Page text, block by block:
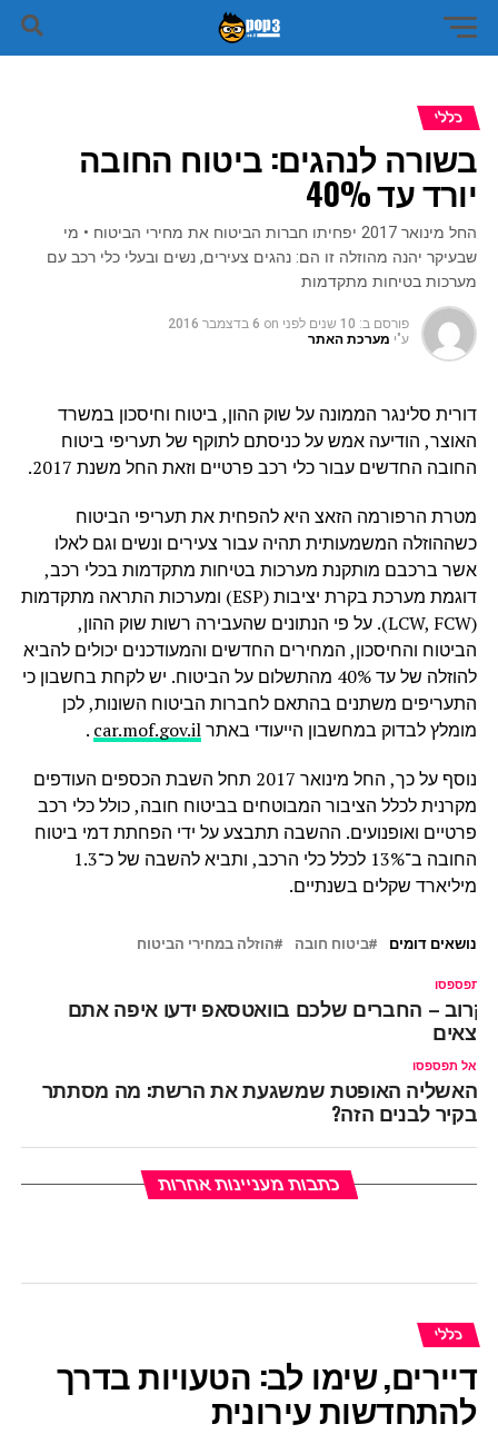
כללי
בשורה לנהגים: ביטוח החובה
יורד עד 40%
החל מינואר 2017 יפחיתו חברות הביטוח את מחירי הביטוח • מי
שבעיקר יהנה מהוזלה זו הם: נהגים צעירים, נשים ובעלי כלי רכב עם
מערכות בטיחות מתקדמות
פורסם ב: 10 שנים לפני on 6 בדצמבר 2016
ע"י מערכת האתר
דורית סלינגר הממונה על שוק ההון, ביטוח וחיסכון במשרד
האוצר, הודיעה אמש על כניסתם לתוקף של תעריפי ביטוח
החובה החדשים עבור כלי רכב פרטיים וזאת החל משנת 2017.
מטרת הרפורמה הזאצ היא להפחית את תעריפי הביטוח
כשההוזלה המשמעותית תהיה עבור צעירים ונשים וגם לאלו
אשר ברכבם מותקנת מערכות בטיחות מתקדמות בכלי רכב,
דוגמת מערכת בקרת יציבות (ESP) ומערכות התראה מתקדמות
(LCW, FCW). על פי הנתונים שהעבירה רשות שוק ההון,
הביטוח והחיסכון, המחירים החדשים והמעודכנים יכולים להביא
להוזלה של עד 40% מהתשלום על הביטוח. יש לקחת בחשבון כי
התעריפים משתנים בהתאם לחברות הביטוח השונות, לכן
מומלץ לבדוק במחשבון הייעודי באתרcar.mof.gov.il
.
נוסף על כך, החל מינואר 2017 תחל השבת הכספים העודפים
מקרנית לכלל הציבור המבוטחים בביטוח חובה, כולל כלי רכב
פרטיים ואופנועים. ההשבה תתבצע על ידי הפחתת דמי ביטוח
החובה ב־13% לכלל כלי הרכב, ותביא להשבה של כ־1.3
מיליארד שקלים בשנתיים.
נושאים דומים ביטוח חובה הוזלה במחירי הביטוח
תפספסו
– החברים שלכם בוואטסאפ ידעו איפה אתם
אל תפספסו
האשליה האופטת שמשגעת את הרשת: מה מסתתר
בקיר לבנים הזה?
כתבות מעניינות אחרות
כללי
דיירים, שימו לב: הטעויות בדרך
להתחדשות עירונית